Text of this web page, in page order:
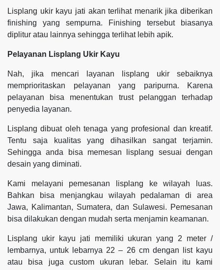
Lisplang ukir kayu jati akan terlihat menarik jika diberikan
finishing yang sempurna. Finishing tersebut biasanya
diplitur atau lainnya sehingga terlihat lebih apik.
Pelayanan Lisplang Ukir Kayu
Nah, jika mencari layanan lisplang ukir sebaiknya
memprioritaskan pelayanan yang paripurna. Karena
pelayanan bisa menentukan trust pelanggan terhadap
penyedia layanan.
Lisplang dibuat oleh tenaga yang profesional dan kreatif.
Tentu saja kualitas yang dihasilkan sangat terjamin.
Sehingga anda bisa memesan lisplang sesuai dengan
desain yang diminati.
Kami melayani pemesanan lisplang ke wilayah luas.
Bahkan bisa menjangkau wilayah pedalaman di area
Jawa, Kalimantan, Sumatera, dan Sulawesi. Pemesanan
bisa dilakukan dengan mudah serta menjamin keamanan.
Lisplang ukir kayu jati memiliki ukuran yang 2 meter /
lembarnya, untuk lebarnya 22 – 26 cm dengan list kayu
atau bisa juga custom ukuran lebar. Selain itu kami